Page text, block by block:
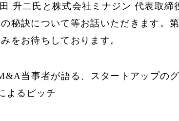
升二氏と株式会社ミナジン 代表取
秘訣について等お話いただきます。
をお待ちしております。
当事者が語る、スタートアップのグ
よるピッチ